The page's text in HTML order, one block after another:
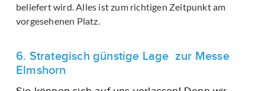
beliefert wird. Alles ist zum richtigen Zeitpunkt am
vorgesehenen Platz.
6. Strategisch günstige Lage zur Messe
Elmshorn